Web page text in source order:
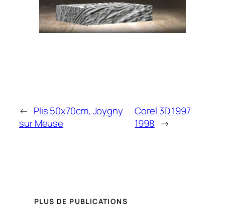
← Plis 50x70cm, Joygny
sur Meuse
Corel 3D 1997
1998 →
PLUS DE PUBLICATIONS